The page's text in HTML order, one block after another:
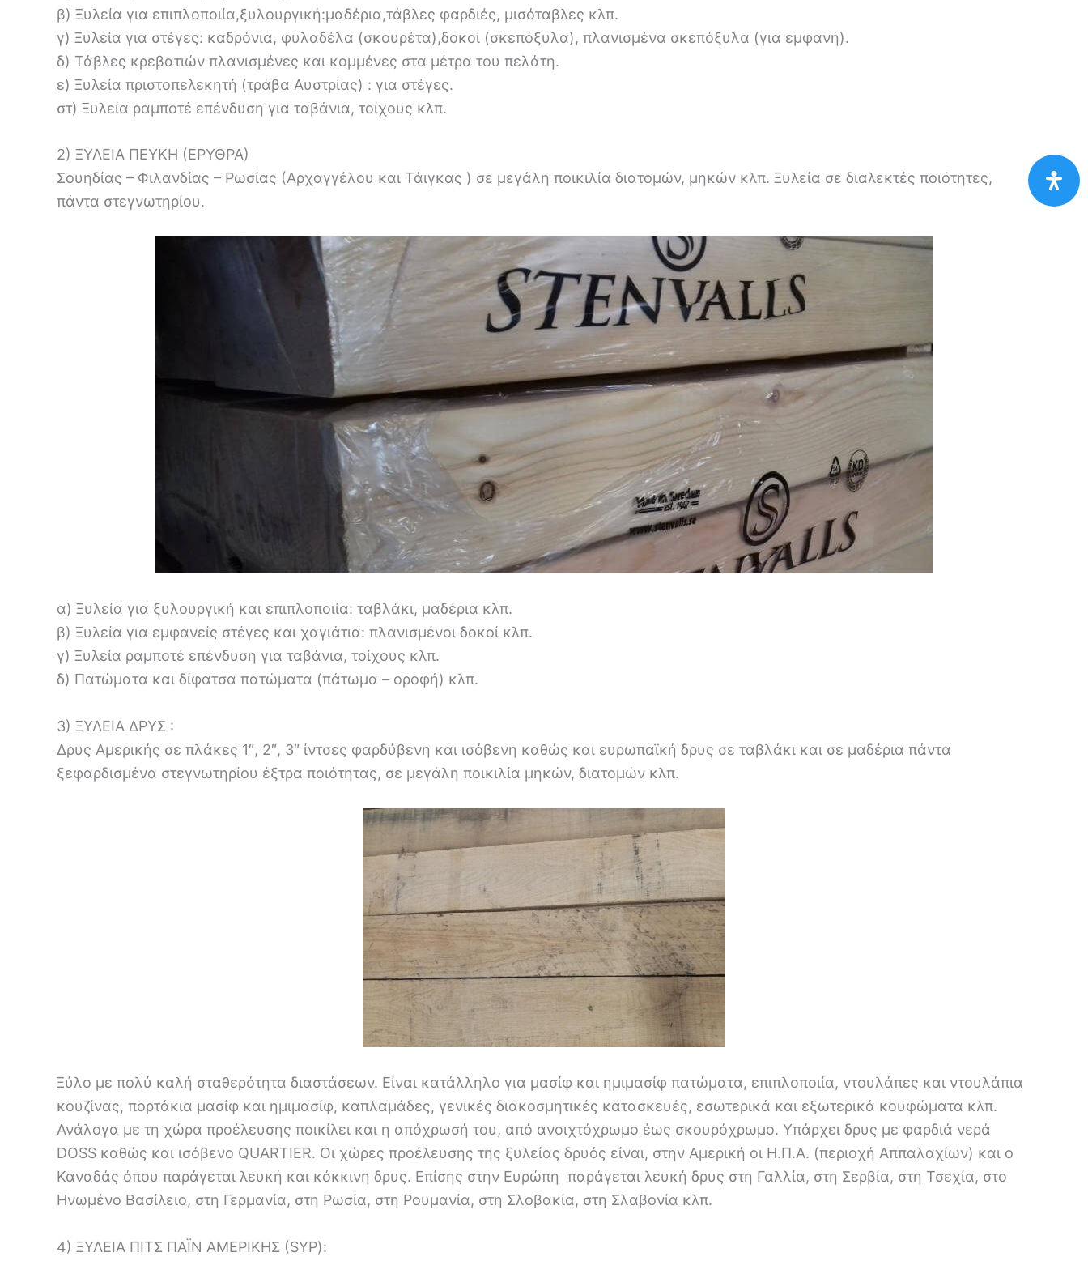
β) Ξυλεία για επιπλοποιία,ξυλουργική:μαδέρια,τάβλες φαρδιές, μισόταβλες κλπ.
γ) Ξυλεία για στέγες: καδρόνια, φυλαδέλα (σκουρέτα),δοκοί (σκεπόξυλα), πλανισμένα σκεπόξυλα (για εμφανή).
δ) Τάβλες κρεβατιών πλανισμένες και κομμένες στα μέτρα του πελάτη.
ε) Ξυλεία πριστοπελεκητή (τράβα Αυστρίας) : για στέγες.
στ) Ξυλεία ραμποτέ επένδυση για ταβάνια, τοίχους κλπ.
2) ΞΥΛΕΙΑ ΠΕΥΚΗ (ΕΡΥΘΡΑ)
Σουηδίας – Φιλανδίας – Ρωσίας (Αρχαγγέλου και Τάιγκας ) σε μεγάλη ποικιλία διατομών, μηκών κλπ. Ξυλεία σε διαλεκτές ποιότητες,
πάντα στεγνωτηρίου.
α) Ξυλεία για ξυλουργική και επιπλοποιία: ταβλάκι, μαδέρια κλπ.
β) Ξυλεία για εμφανείς στέγες και χαγιάτια: πλανισμένοι δοκοί κλπ.
γ) Ξυλεία ραμποτέ επένδυση για ταβάνια, τοίχους κλπ.
δ) Πατώματα και δίφατσα πατώματα (πάτωμα – οροφή) κλπ.
3) ΞΥΛΕΙΑ ΔΡΥΣ :
Δρυς Αμερικής σε πλάκες 1″, 2″, 3″ ίντσες φαρδύβενη και ισόβενη καθώς και ευρωπαϊκή δρυς σε ταβλάκι και σε μαδέρια πάντα
ξεφαρδισμένα στεγνωτηρίου έξτρα ποιότητας, σε μεγάλη ποικιλία μηκών, διατομών κλπ.
Ξύλο με πολύ καλή σταθερότητα διαστάσεων. Είναι κατάλληλο για μασίφ και ημιμασίφ πατώματα, επιπλοποιία, ντουλάπες και ντουλάπια
κουζίνας, πορτάκια μασίφ και ημιμασίφ, καπλαμάδες, γενικές διακοσμητικές κατασκευές, εσωτερικά και εξωτερικά κουφώματα κλπ.
Ανάλογα με τη χώρα προέλευσης ποικίλει και η απόχρωσή του, από ανοιχτόχρωμο έως σκουρόχρωμο. Υπάρχει δρυς με φαρδιά νερά
DOSS καθώς και ισόβενο QUARTIER. Οι χώρες προέλευσης της ξυλείας δρυός είναι, στην Αμερική οι Η.Π.Α. (περιοχή Αππαλαχίων) και ο
Καναδάς όπου παράγεται λευκή και κόκκινη δρυς. Επίσης στην Ευρώπη παράγεται λευκή δρυς στη Γαλλία, στη Σερβία, στη Τσεχία, στο
Ηνωμένο Βασίλειο, στη Γερμανία, στη Ρωσία, στη Ρουμανία, στη Σλοβακία, στη Σλαβονία κλπ.
4) ΞΥΛΕΙΑ ΠΙΤΣ ΠΑΪΝ ΑΜΕΡΙΚΗΣ (SYP):